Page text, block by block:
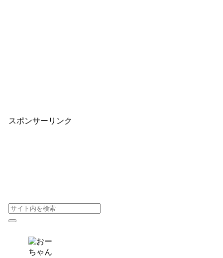
スポンサーリンク